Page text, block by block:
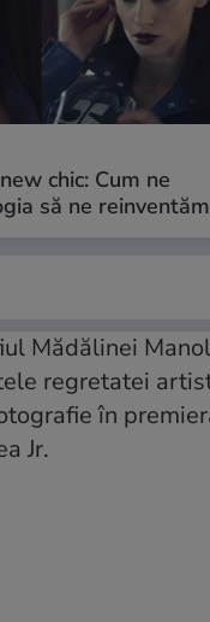
chic: Cum ne
să ne reinventăm